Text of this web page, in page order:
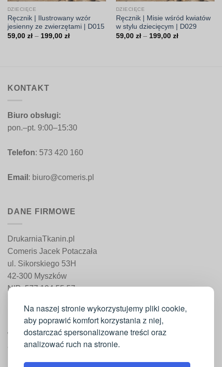
Na naszej stronie wykorzystujemy pliki cookie,
aby poprawić komfort korzystania z niej,
dostarczać spersonalizowane treści oraz
analizować ruch na stronie.
DZIECIĘCE
Ręcznik | Ilustrowany wzór
jesienny ze zwierzętami | D015
59,00 zł – 199,00 złZakres
DZIECIĘCE
Ręcznik | Misie wśród kwiatów
w stylu dziecięcym | D029
59,00 zł – 199,00 złZakres
KONTAKT
Biuro obsługi:
pon.–pt. 9:00–15:30
Telefon: 573 420 160
Email : biuro@comeris.pl
DANE FIRMOWE
DrukarniaTkanin.pl
Comeris Jacek Potaczała
ul. Sikorskiego 53H
42-300 Myszków
NIP: 577 194 55 57
WAŻNE INFORMACJE